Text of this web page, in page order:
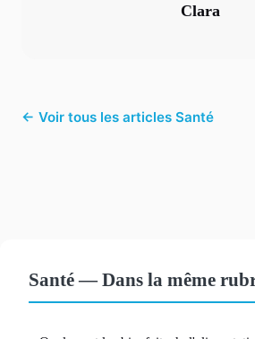
Clara
← Voir tous les articles Santé
Santé — Dans la même